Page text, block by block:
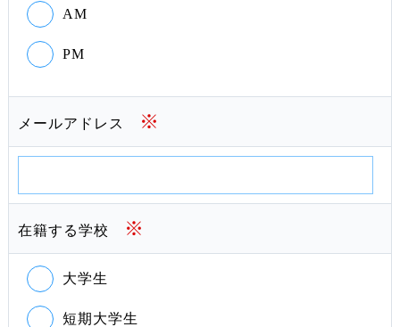
AM
PM
メールアドレス ※
在籍する学校 ※
大学生
短期大学生